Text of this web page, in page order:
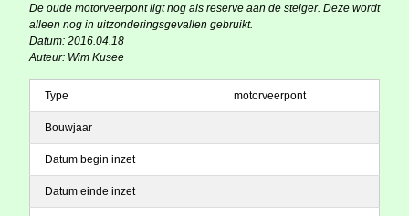
De oude motorveerpont ligt nog als reserve aan de steiger. Deze wordt
alleen nog in uitzonderingsgevallen gebruikt.
Datum: 2016.04.18
Auteur: Wim Kusee
Type motorveerpont
Bouwjaar
Datum begin inzet
Datum einde inzet